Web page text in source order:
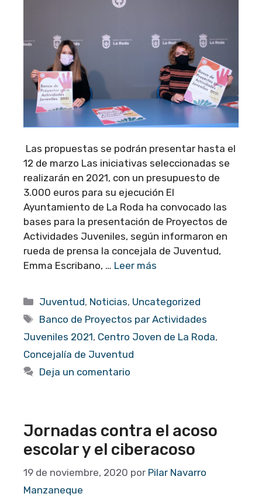
Las propuestas se podrán presentar hasta el
12 de marzo Las iniciativas seleccionadas se
realizarán en 2021, con un presupuesto de
3.000 euros para su ejecución El
Ayuntamiento de La Roda ha convocado las
bases para la presentación de Proyectos de
Actividades Juveniles, según informaron en
rueda de prensa la concejala de Juventud,
Emma Escribano, … Leer más
Categorías
Juventud, Noticias, Uncategorized
Etiquetas
Banco de Proyectos par Actividades
Juveniles 2021, Centro Joven de La Roda,
Concejalía de Juventud
Deja un comentario
Jornadas contra el acoso
escolar y el ciberacoso
19 de noviembre, 2020 por Pilar Navarro
Manzaneque